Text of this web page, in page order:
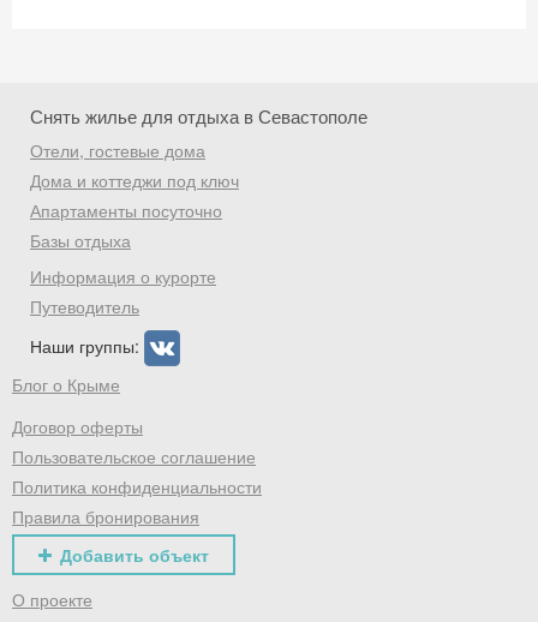
Снять жилье для отдыха в Севастополе
Отели, гостевые дома
Дома и коттеджи под ключ
Апартаменты посуточно
Базы отдыха
Информация о курорте
Путеводитель
Наши группы:
Блог о Крыме
Договор оферты
Пользовательское соглашение
Политика конфиденциальности
Правила бронирования
Добавить объект
О проекте